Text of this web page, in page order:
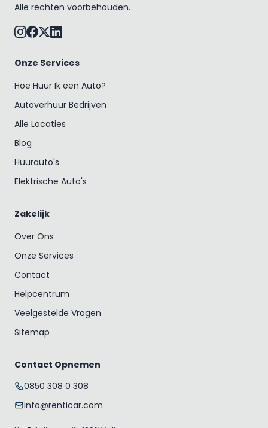
Alle rechten voorbehouden.
Onze Services
Hoe Huur Ik een Auto?
Autoverhuur Bedrijven
Alle Locaties
Blog
Huurauto's
Elektrische Auto's
Zakelijk
Over Ons
Onze Services
Contact
Helpcentrum
Veelgestelde Vragen
Sitemap
Contact Opnemen
0850 308 0 308
info@renticar.com